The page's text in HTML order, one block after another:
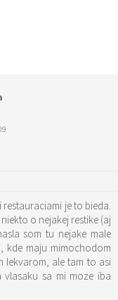
je to bieda.
o nejakej restike (aj
som tu nejake male
kde maju mimochodom
lekvarom, ale tam to asi
sa mi moze iba